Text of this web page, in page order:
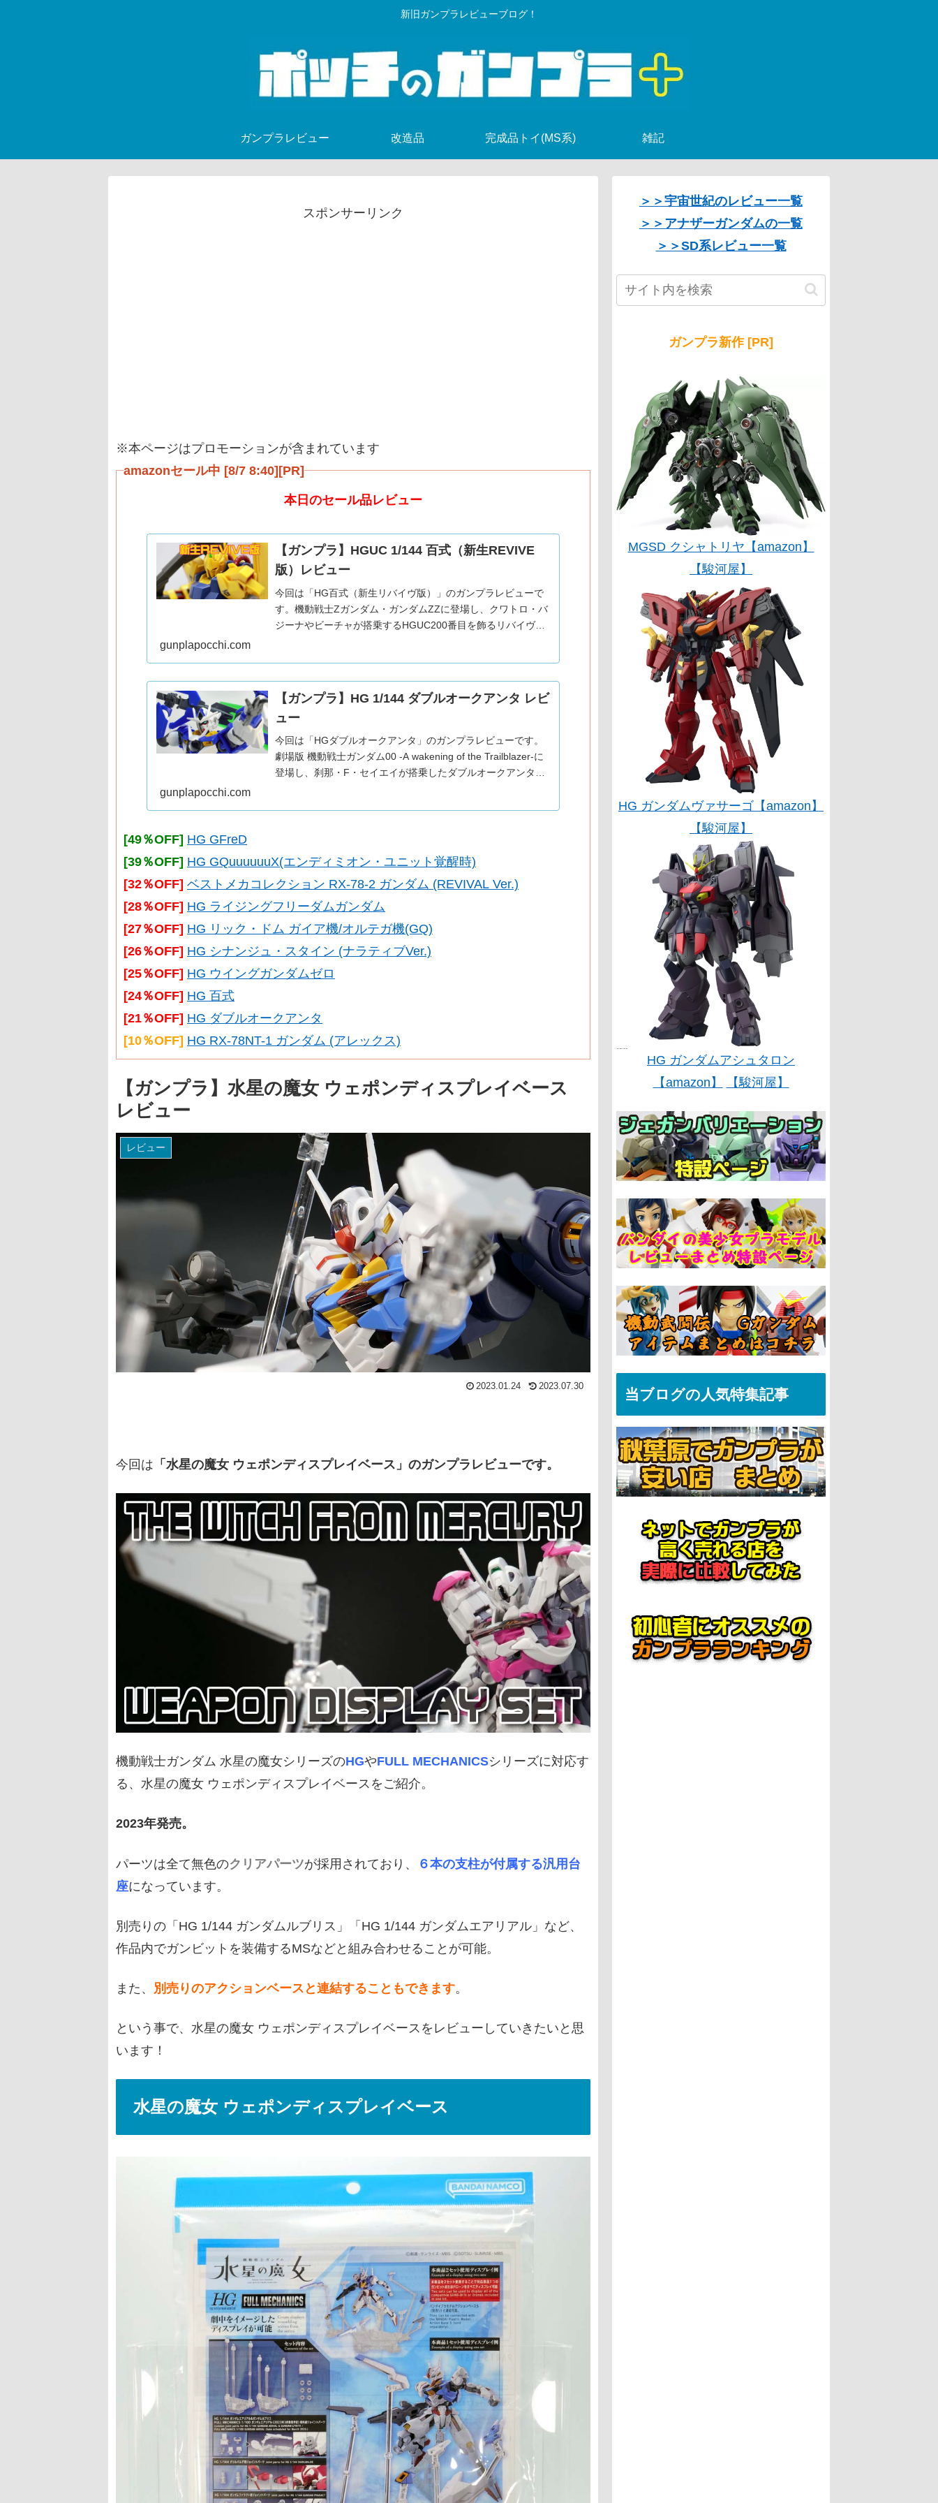
新旧ガンプラレビューブログ！
ガンプラレビュー 改造品 完成品トイ(MS系) 雑記
スポンサーリンク
※本ページはプロモーションが含まれています
amazonセール中 [8/7 8:40][PR]
本日のセール品レビュー
【ガンプラ】HGUC 1/144 百式（新生REVIVE
版）レビュー
今回は「HG百式（新生リバイヴ版）」のガンプラレビューで
す。機動戦士Zガンダム・ガンダムZZに登場し、クワトロ・バ
ジーナやビーチャが搭乗するHGUC200番目を飾るリバイヴ版
gunplapocchi.com
【ガンプラ】HG 1/144 ダブルオークアンタ レビ
ュー
今回は「HGダブルオークアンタ」のガンプラレビューです。
劇場版 機動戦士ガンダム00 -A wakening of the Trailblazer-に
登場し、刹那・F・セイエイが搭乗したダブルオークアンタの
gunplapocchi.com
[49％OFF] HG GFreD
[39％OFF] HG GQuuuuuuX(エンディミオン・ユニット覚醒時)
[32％OFF] ベストメカコレクション RX-78-2 ガンダム (REVIVAL Ver.)
[28％OFF] HG ライジングフリーダムガンダム
[27％OFF] HG リック・ドム ガイア機/オルテガ機(GQ)
[26％OFF] HG シナンジュ・スタイン (ナラティブVer.)
[25％OFF] HG ウイングガンダムゼロ
[24％OFF] HG 百式
[21％OFF] HG ダブルオークアンタ
[10％OFF] HG RX-78NT-1 ガンダム (アレックス)
【ガンプラ】水星の魔女 ウェポンディスプレイベース
レビュー
レビュー
2023.01.24 2023.07.30
今回は 「水星の魔女 ウェポンディスプレイベース」のガンプラレビューです。
機動戦士ガンダム 水星の魔女シリーズのHGやFULL MECHANICSシリーズに対応す
る、水星の魔女 ウェポンディスプレイベースをご紹介。
2023年発売。
パーツは全て無色のクリアパーツが採用されており、
６本の支柱が付属する汎用台
座になっています。
別売りの「HG 1/144 ガンダムルブリス」「HG 1/144 ガンダムエアリアル」など、
作品内でガンビットを装備するMSなどと組み合わせることが可能。
また、 別売りのアクションベースと連結することもできます。
という事で、水星の魔女 ウェポンディスプレイベースをレビューしていきたいと思
います！
水星の魔女 ウェポンディスプレイベース
＞＞宇宙世紀のレビュー一覧
＞＞アナザーガンダムの一覧
＞＞SD系レビュー一覧
ガンプラ新作 [PR]
MGSD クシャトリヤ【amazon】
【駿河屋】
HG ガンダムヴァサーゴ【amazon】
【駿河屋】
HG ガンダムアシュタロン
【amazon】
【駿河屋】
当ブログの人気特集記事